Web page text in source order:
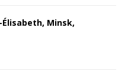
Minsk,